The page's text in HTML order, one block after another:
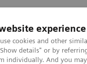
experience
cookies and other
details" or by
individually. And you
Clínicas e